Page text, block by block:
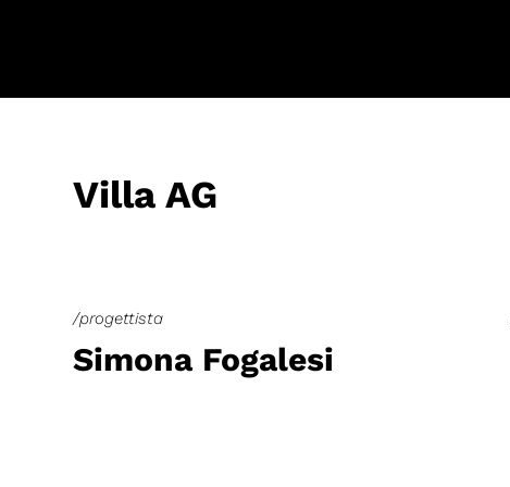
Villa AG
/progettista
Simona Fogalesi